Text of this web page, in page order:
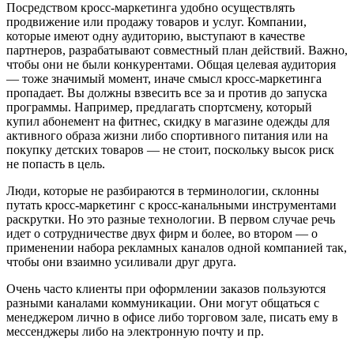
Посредством кросс-маркетинга удобно осуществлять
продвижение или продажу товаров и услуг. Компании,
которые имеют одну аудиторию, выступают в качестве
партнеров, разрабатывают совместный план действий. Важно,
чтобы они не были конкурентами. Общая целевая аудитория
— тоже значимый момент, иначе смысл кросс-маркетинга
пропадает. Вы должны взвесить все за и против до запуска
программы. Например, предлагать спортсмену, который
купил абонемент на фитнес, скидку в магазине одежды для
активного образа жизни либо спортивного питания или на
покупку детских товаров — не стоит, поскольку высок риск
не попасть в цель.
Люди, которые не разбираются в терминологии, склонны
путать кросс-маркетинг с кросс-канальными инструментами
раскрутки. Но это разные технологии. В первом случае речь
идет о сотрудничестве двух фирм и более, во втором — о
применении набора рекламных каналов одной компанией так,
чтобы они взаимно усиливали друг друга.
Очень часто клиенты при оформлении заказов пользуются
разными каналами коммуникации. Они могут общаться с
менеджером лично в офисе либо торговом зале, писать ему в
мессенджеры либо на электронную почту и пр.